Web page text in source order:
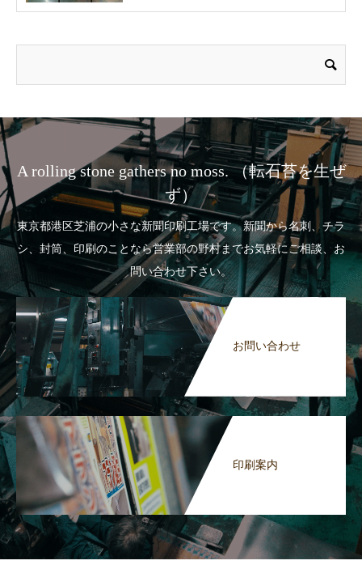
A rolling stone gathers no moss. （転石苔を生ぜ
ず）
東京都港区芝浦の小さな新聞印刷工場です。新聞から名刺、チラ
シ、封筒、印刷のことなら営業部の野村までお気軽にご相談、お
問い合わせ下さい。
お問い合わせ
印刷案内